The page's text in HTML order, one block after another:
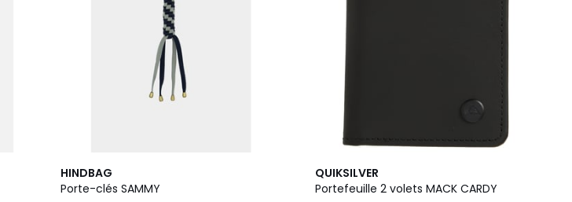
HINDBAG
Porte-clés SAMMY
6
Couleurs
QUIKSILVER
Portefeuille 2 volets MACK CARDY